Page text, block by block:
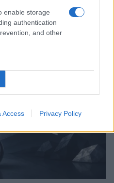
enable storage
authentication
and other
Access Privacy Policy
premières corrigent en août